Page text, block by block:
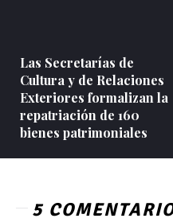
Las Secretarías de
Cultura y de Relaciones
Exteriores formalizan la
repatriación de 160
bienes patrimoniales
5